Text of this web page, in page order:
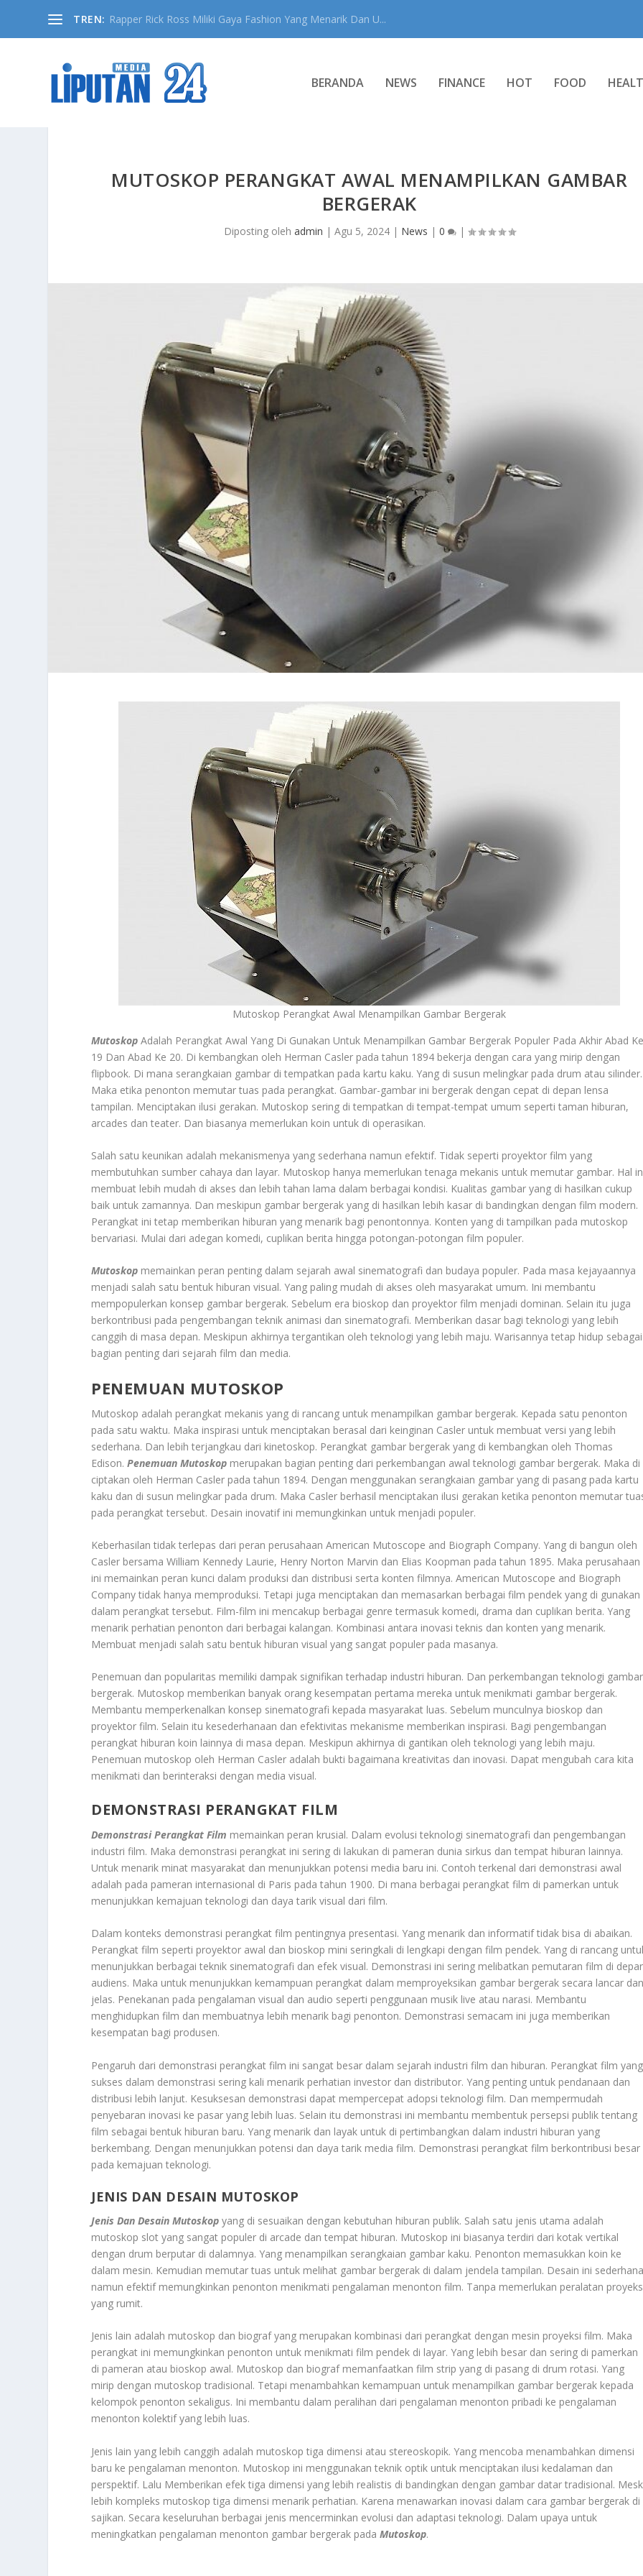
TREN: Rapper Rick Ross Miliki Gaya Fashion Yang Menarik Dan U...
BERANDA NEWS FINANCE HOT FOOD
MUTOSKOP PERANGKAT AWAL MENAMPILKAN GAMBAR
BERGERAK
Diposting oleh admin | Agu 5, 2024| News | 0 |
Mutoskop Perangkat Awal Menampilkan Gambar Bergerak
Mutoskop Adalah Perangkat Awal Yang Di Gunakan Untuk Menampilkan Gambar Bergerak Populer Pada Akhir Abad
19 Dan Abad Ke 20. Di kembangkan oleh Herman Casler pada tahun 1894 bekerja dengan cara yang mirip dengan
flipbook. Di mana serangkaian gambar di tempatkan pada kartu kaku. Yang di susun melingkar pada drum atau silinder.
Maka etika penonton memutar tuas pada perangkat. Gambar-gambar ini bergerak dengan cepat di depan lensa
tampilan. Menciptakan ilusi gerakan. Mutoskop sering di tempatkan di tempat-tempat umum seperti taman hiburan,
arcades dan teater. Dan biasanya memerlukan koin untuk di operasikan.
Salah satu keunikan adalah mekanismenya yang sederhana namun efektif. Tidak seperti proyektor film yang
membutuhkan sumber cahaya dan layar. Mutoskop hanya memerlukan tenaga mekanis untuk memutar gambar. Hal
membuat lebih mudah di akses dan lebih tahan lama dalam berbagai kondisi. Kualitas gambar yang di hasilkan cukup
baik untuk zamannya. Dan meskipun gambar bergerak yang di hasilkan lebih kasar di bandingkan dengan film modern.
Perangkat ini tetap memberikan hiburan yang menarik bagi penontonnya. Konten yang di tampilkan pada mutoskop
bervariasi. Mulai dari adegan komedi, cuplikan berita hingga potongan-potongan film populer.
Mutoskop memainkan peran penting dalam sejarah awal sinematografi dan budaya populer. Pada masa kejayaannya
menjadi salah satu bentuk hiburan visual. Yang paling mudah di akses oleh masyarakat umum. Ini membantu
mempopulerkan konsep gambar bergerak. Sebelum era bioskop dan proyektor film menjadi dominan. Selain itu juga
berkontribusi pada pengembangan teknik animasi dan sinematografi. Memberikan dasar bagi teknologi yang lebih
canggih di masa depan. Meskipun akhirnya tergantikan oleh teknologi yang lebih maju. Warisannya tetap hidup sebagai
bagian penting dari sejarah film dan media.
PENEMUAN MUTOSKOP
Mutoskop adalah perangkat mekanis yang di rancang untuk menampilkan gambar bergerak. Kepada satu penonton
pada satu waktu. Maka inspirasi untuk menciptakan berasal dari keinginan Casler untuk membuat versi yang lebih
sederhana. Dan lebih terjangkau dari kinetoskop. Perangkat gambar bergerak yang di kembangkan oleh Thomas
Edison.Penemuan Mutoskop merupakan bagian penting dari perkembangan awal teknologi gambar bergerak. Maka di
ciptakan oleh Herman Casler pada tahun 1894. Dengan menggunakan serangkaian gambar yang di pasang pada kartu
kaku dan di susun melingkar pada drum. Maka Casler berhasil menciptakan ilusi gerakan ketika penonton memutar
pada perangkat tersebut. Desain inovatif ini memungkinkan untuk menjadi populer.
Keberhasilan tidak terlepas dari peran perusahaan American Mutoscope and Biograph Company. Yang di bangun oleh
Casler bersama William Kennedy Laurie, Henry Norton Marvin dan Elias Koopman pada tahun 1895. Maka perusahaan
ini memainkan peran kunci dalam produksi dan distribusi serta konten filmnya. American Mutoscope and Biograph
Company tidak hanya memproduksi. Tetapi juga menciptakan dan memasarkan berbagai film pendek yang di gunakan
dalam perangkat tersebut. Film-film ini mencakup berbagai genre termasuk komedi, drama dan cuplikan berita. Yang
menarik perhatian penonton dari berbagai kalangan. Kombinasi antara inovasi teknis dan konten yang menarik.
Membuat menjadi salah satu bentuk hiburan visual yang sangat populer pada masanya.
Penemuan dan popularitas memiliki dampak signifikan terhadap industri hiburan. Dan perkembangan teknologi gambar
bergerak. Mutoskop memberikan banyak orang kesempatan pertama mereka untuk menikmati gambar bergerak.
Membantu memperkenalkan konsep sinematografi kepada masyarakat luas. Sebelum munculnya bioskop dan
proyektor film. Selain itu kesederhanaan dan efektivitas mekanisme memberikan inspirasi. Bagi pengembangan
perangkat hiburan koin lainnya di masa depan. Meskipun akhirnya di gantikan oleh teknologi yang lebih maju.
Penemuan mutoskop oleh Herman Casler adalah bukti bagaimana kreativitas dan inovasi. Dapat mengubah cara kita
menikmati dan berinteraksi dengan media visual.
DEMONSTRASI PERANGKAT FILM
Demonstrasi Perangkat Film memainkan peran krusial. Dalam evolusi teknologi sinematografi dan pengembangan
industri film. Maka demonstrasi perangkat ini sering di lakukan di pameran dunia sirkus dan tempat hiburan lainnya.
Untuk menarik minat masyarakat dan menunjukkan potensi media baru ini. Contoh terkenal dari demonstrasi awal
adalah pada pameran internasional di Paris pada tahun 1900. Di mana berbagai perangkat film di pamerkan untuk
menunjukkan kemajuan teknologi dan daya tarik visual dari film.
Dalam konteks demonstrasi perangkat film pentingnya presentasi. Yang menarik dan informatif tidak bisa di abaikan.
Perangkat film seperti proyektor awal dan bioskop mini seringkali di lengkapi dengan film pendek. Yang di rancang
menunjukkan berbagai teknik sinematografi dan efek visual. Demonstrasi ini sering melibatkan pemutaran film di
audiens. Maka untuk menunjukkan kemampuan perangkat dalam memproyeksikan gambar bergerak secara lancar
jelas. Penekanan pada pengalaman visual dan audio seperti penggunaan musik live atau narasi. Membantu
menghidupkan film dan membuatnya lebih menarik bagi penonton. Demonstrasi semacam ini juga memberikan
kesempatan bagi produsen.
Pengaruh dari demonstrasi perangkat film ini sangat besar dalam sejarah industri film dan hiburan. Perangkat film yang
sukses dalam demonstrasi sering kali menarik perhatian investor dan distributor. Yang penting untuk pendanaan dan
distribusi lebih lanjut. Kesuksesan demonstrasi dapat mempercepat adopsi teknologi film. Dan mempermudah
penyebaran inovasi ke pasar yang lebih luas. Selain itu demonstrasi ini membantu membentuk persepsi publik tentang
film sebagai bentuk hiburan baru. Yang menarik dan layak untuk di pertimbangkan dalam industri hiburan yang
berkembang. Dengan menunjukkan potensi dan daya tarik media film. Demonstrasi perangkat film berkontribusi besar
pada kemajuan teknologi.
JENIS DAN DESAIN MUTOSKOP
Jenis Dan Desain Mutoskop yang di sesuaikan dengan kebutuhan hiburan publik. Salah satu jenis utama adalah
mutoskop slot yang sangat populer di arcade dan tempat hiburan. Mutoskop ini biasanya terdiri dari kotak vertikal
dengan drum berputar di dalamnya. Yang menampilkan serangkaian gambar kaku. Penonton memasukkan koin ke
dalam mesin. Kemudian memutar tuas untuk melihat gambar bergerak di dalam jendela tampilan. Desain ini
namun efektif memungkinkan penonton menikmati pengalaman menonton film. Tanpa memerlukan peralatan
yang rumit.
Jenis lain adalah mutoskop dan biograf yang merupakan kombinasi dari perangkat dengan mesin proyeksi film. Maka
perangkat ini memungkinkan penonton untuk menikmati film pendek di layar. Yang lebih besar dan sering di pamerkan
di pameran atau bioskop awal. Mutoskop dan biograf memanfaatkan film strip yang di pasang di drum rotasi. Yang
mirip dengan mutoskop tradisional. Tetapi menambahkan kemampuan untuk menampilkan gambar bergerak kepada
kelompok penonton sekaligus. Ini membantu dalam peralihan dari pengalaman menonton pribadi ke pengalaman
menonton kolektif yang lebih luas.
Jenis lain yang lebih canggih adalah mutoskop tiga dimensi atau stereoskopik. Yang mencoba menambahkan dimensi
baru ke pengalaman menonton. Mutoskop ini menggunakan teknik optik untuk menciptakan ilusi kedalaman dan
perspektif. Lalu Memberikan efek tiga dimensi yang lebih realistis di bandingkan dengan gambar datar tradisional.
lebih kompleks mutoskop tiga dimensi menarik perhatian. Karena menawarkan inovasi dalam cara gambar bergerak di
sajikan. Secara keseluruhan berbagai jenis mencerminkan evolusi dan adaptasi teknologi. Dalam upaya untuk
meningkatkan pengalaman menonton gambar bergerak padaMutoskop.